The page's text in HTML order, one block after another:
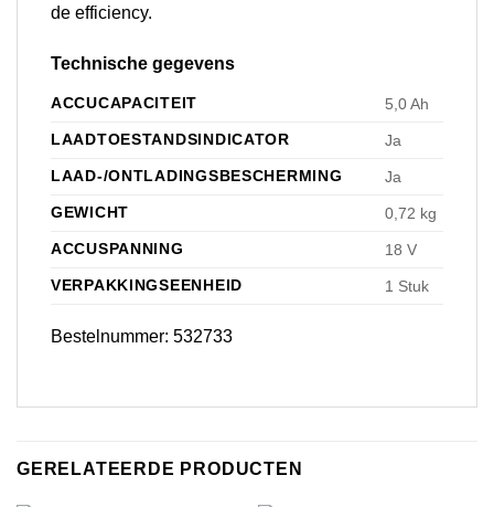
de efficiency.
Technische gegevens
ACCUCAPACITEIT
5,0 Ah
LAADTOESTANDSINDICATOR
Ja
LAAD-/ONTLADINGSBESCHERMING
Ja
GEWICHT
0,72 kg
ACCUSPANNING
18 V
VERPAKKINGSEENHEID
1 Stuk
Bestelnummer: 532733
GERELATEERDE PRODUCTEN